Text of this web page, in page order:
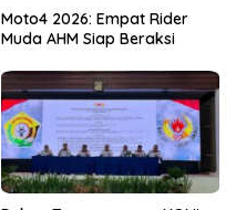
Moto4 2026: Empat Rider
Muda AHM Siap Beraksi